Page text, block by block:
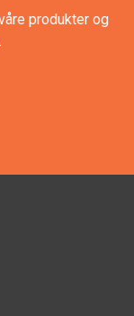
produkter og